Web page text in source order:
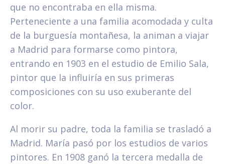
que no encontraba en ella misma.
Perteneciente a una familia acomodada y culta
de la burguesía montañesa, la animan a viajar
a Madrid para formarse como pintora,
entrando en 1903 en el estudio de Emilio Sala,
pintor que la influiría en sus primeras
composiciones con su uso exuberante del
color.
Al morir su padre, toda la familia se trasladó a
Madrid. María pasó por los estudios de varios
pintores. En 1908 ganó la tercera medalla de